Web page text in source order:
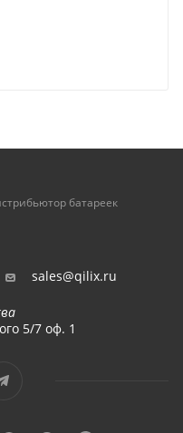
батареек
sales@qilix.ru
5/7 оф. 1